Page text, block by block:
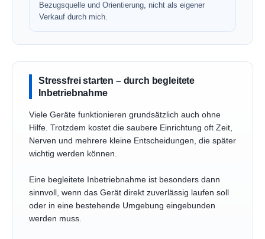
Bezugsquelle und Orientierung, nicht als eigener
Verkauf durch mich.
Stressfrei starten – durch begleitete
Inbetriebnahme
Viele Geräte funktionieren grundsätzlich auch ohne
Hilfe. Trotzdem kostet die saubere Einrichtung oft Zeit,
Nerven und mehrere kleine Entscheidungen, die später
wichtig werden können.
Eine begleitete Inbetriebnahme ist besonders dann
sinnvoll, wenn das Gerät direkt zuverlässig laufen soll
oder in eine bestehende Umgebung eingebunden
werden muss.